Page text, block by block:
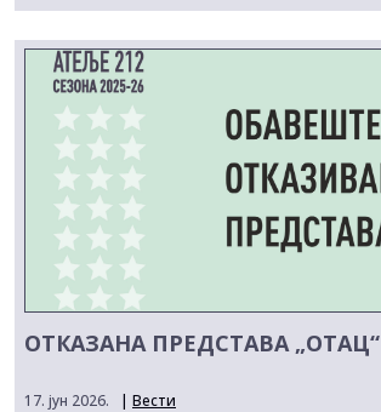
ОТКАЗАНА ПРЕДСТАВА „ОТАЦ“
17. јун 2026. | Вести